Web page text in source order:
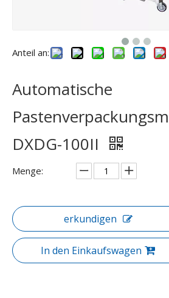
Anteil an:
Automatische
DXDG-100II
Menge:
erkundigen
In den Einkaufswagen